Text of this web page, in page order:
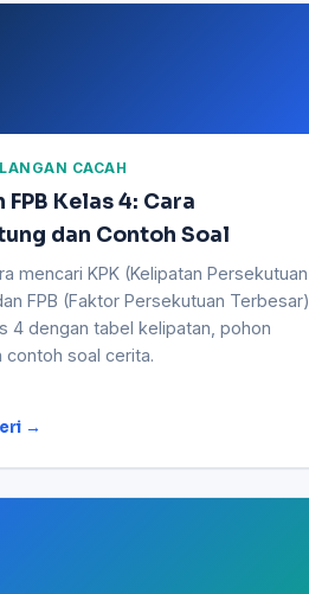
CACAH
FPB Kelas 4: Cara
dan Contoh Soal
mencari KPK (Kelipatan Persekutuan
FPB (Faktor Persekutuan Terbesar)
4 dengan tabel kelipatan, pohon
contoh soal cerita.
→